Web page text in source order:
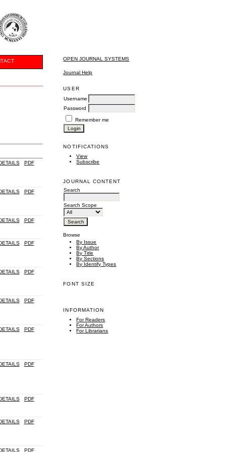
OPEN JOURNAL SYSTEMS
Journal Help
USER
Username
Password
Remember me
NOTIFICATIONS
View
Subscribe
JOURNAL CONTENT
Search
Search Scope
Browse
By Issue
By Author
By Title
By Sections
By Identify Types
FONT SIZE
INFORMATION
For Readers
For Authors
For Librarians
PDF
PDF
PDF
PDF
PDF
PDF
PDF
PDF
PDF
PDF
PDF